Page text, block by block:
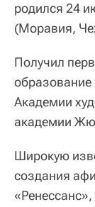
родился 24
(Моравия,
Получил
Академии
академии
Широкую
создания